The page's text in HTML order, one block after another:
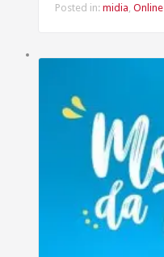
Posted in: midia Online